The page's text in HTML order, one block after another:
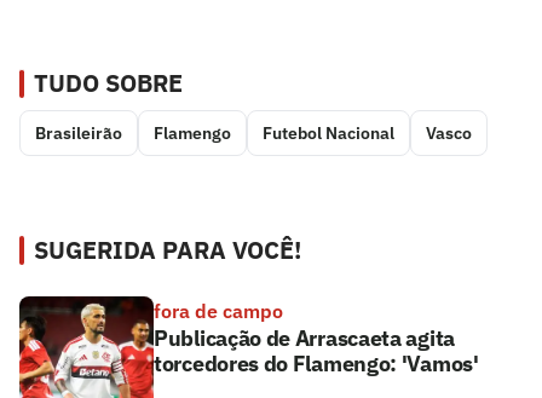
TUDO SOBRE
Brasileirão Flamengo Futebol Nacional Vasco
SUGERIDA PARA VOCÊ!
fora de campo
Publicação de Arrascaeta agita
torcedores do Flamengo: 'Vamos'